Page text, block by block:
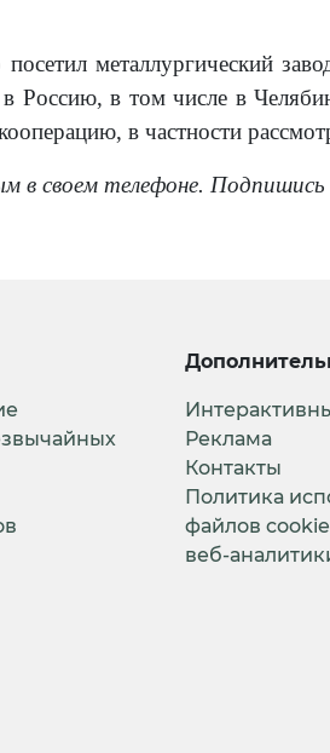
посетил металлургический
Россию, в том числе в
в частности
в своем телефоне.
Реклама
Контакты
Политика
файлов
веб-